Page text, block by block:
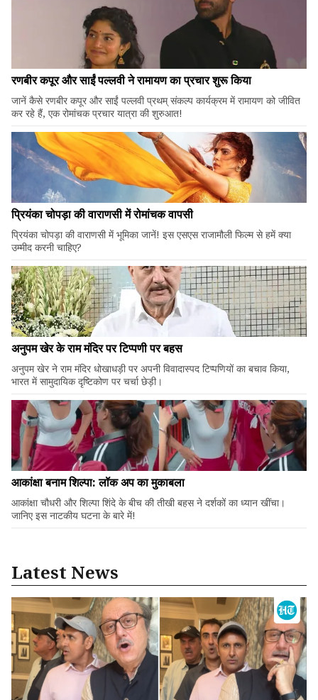
रणबीर कपूर और साईं पल्लवी ने रामायण का प्रचार शुरू किया
जानें कैसे रणबीर कपूर और साईं पल्लवी प्रथम् संकल्प कार्यक्रम में रामायण को जीवित
कर रहे हैं, एक रोमांचक प्रचार यात्रा की शुरुआत!
प्रियंका चोपड़ा की वाराणसी में रोमांचक वापसी
प्रियंका चोपड़ा की वाराणसी में भूमिका जानें! इस एसएस राजामौली फिल्म से हमें क्या
उम्मीद करनी चाहिए?
अनुपम खेर के राम मंदिर पर टिप्पणी पर बहस
अनुपम खेर ने राम मंदिर धोखाधड़ी पर अपनी विवादास्पद टिप्पणियों का बचाव किया,
भारत में सामुदायिक दृष्टिकोण पर चर्चा छेड़ी।
आकांक्षा बनाम शिल्पा: लॉक अप का मुकाबला
आकांक्षा चौधरी और शिल्पा शिंदे के बीच की तीखी बहस ने दर्शकों का ध्यान खींचा।
जानिए इस नाटकीय घटना के बारे में!
Latest News